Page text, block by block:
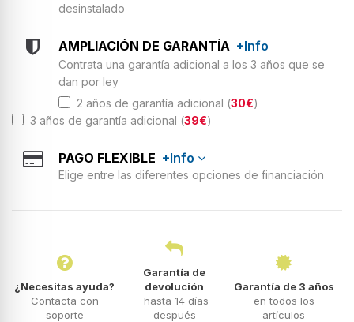
desinstalado
AMPLIACIÓN DE GARANTÍA +Info
Contrata una garantía adicional a los 3 años que se
dan por ley
2 años de garantía adicional (30€)
3 años de garantía adicional (39€)
PAGO FLEXIBLE +Info
Elige entre las diferentes opciones de financiación
¿Necesitas ayuda?
Contacta con
soporte
Garantía de
devolución
hasta 14 días
después
Garantía de 3 años
en todos los
artículos